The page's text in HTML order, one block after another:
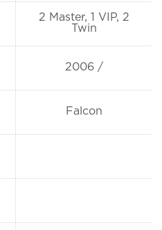
2 Master, 1 VIP, 2
Twin
2006 /
Falcon